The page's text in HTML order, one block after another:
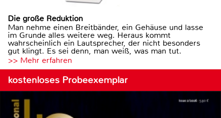
Die große Reduktion
Man nehme einen Breitbänder, ein Gehäuse und lasse
im Grunde alles weitere weg. Heraus kommt
wahrscheinlich ein Lautsprecher, der nicht besonders
gut klingt. Es sei denn, man weiß, was man tut.
>> Mehr erfahren
kostenloses Probeexemplar